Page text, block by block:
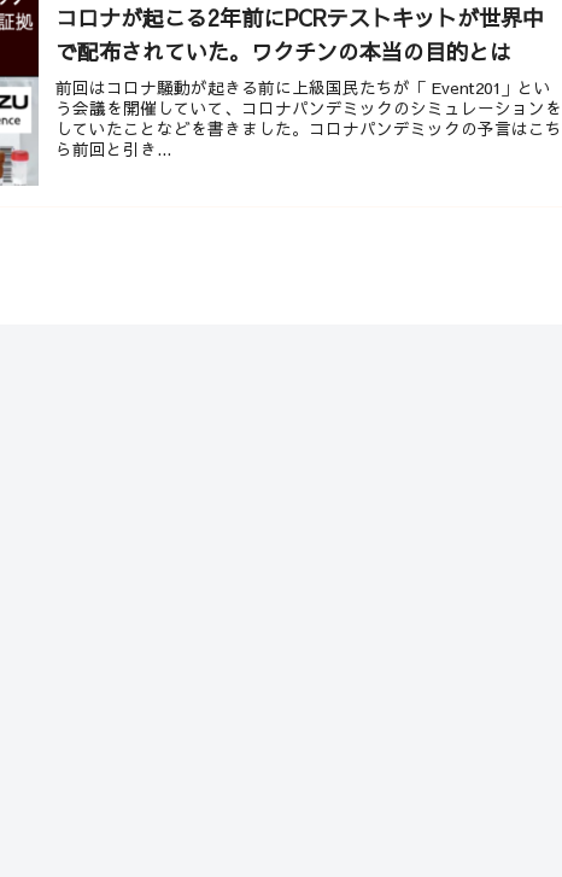
コロナが起こる2年前にPCRテストキットが世界中
で配布されていた。ワクチンの本当の目的とは
前回はコロナ騒動が起きる前に上級国民たちが「 Event201」とい
う会議を開催していて、コロナパンデミックのシミュレーションを
していたことなどを書きました。コロナパンデミックの予言はこち
ら前回と引き...